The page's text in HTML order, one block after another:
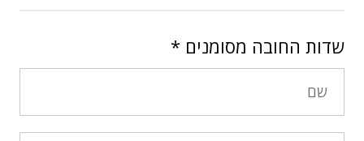
שדות החובה מסומנים *